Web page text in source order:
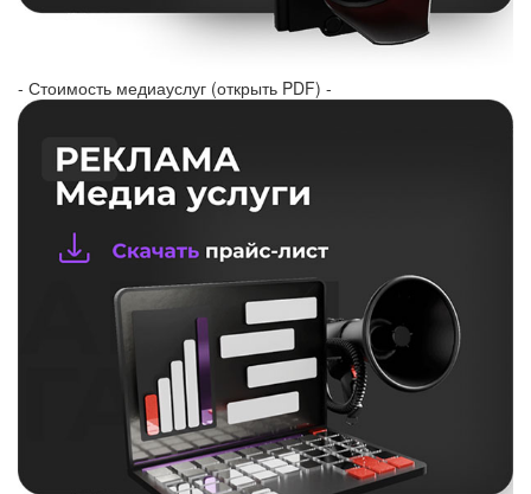
- Стоимость медиауслуг (открыть PDF) -